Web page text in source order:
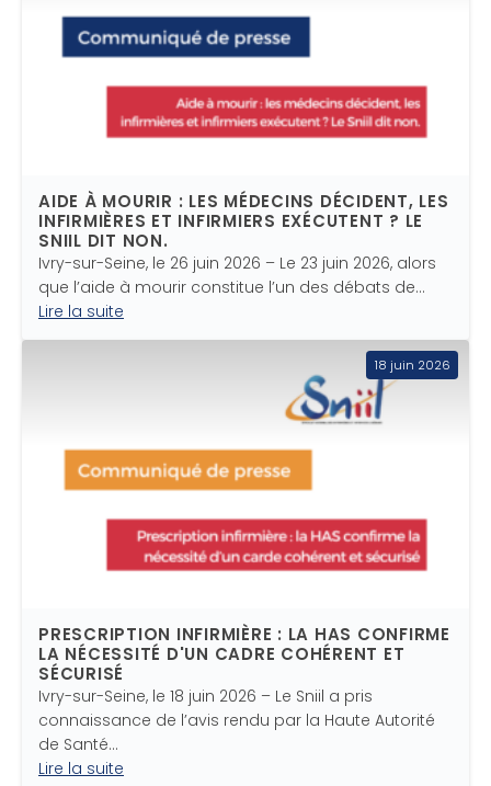
AIDE À MOURIR : LES MÉDECINS DÉCIDENT, LES
INFIRMIÈRES ET INFIRMIERS EXÉCUTENT ? LE
SNIIL DIT NON.
Ivry-sur-Seine, le 26 juin 2026 – Le 23 juin 2026, alors
que l’aide à mourir constitue l’un des débats de…
Lire la suite
18 juin 2026
PRESCRIPTION INFIRMIÈRE : LA HAS CONFIRME
LA NÉCESSITÉ D'UN CADRE COHÉRENT ET
SÉCURISÉ
Ivry-sur-Seine, le 18 juin 2026 – Le Sniil a pris
connaissance de l’avis rendu par la Haute Autorité
de Santé…
Lire la suite